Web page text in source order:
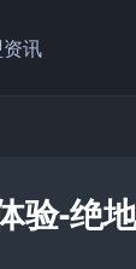
讯
验-绝